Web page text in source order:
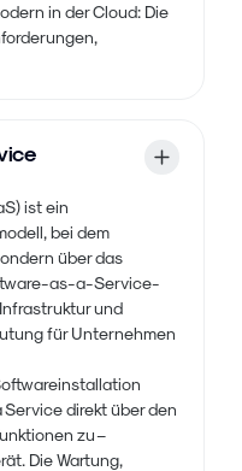
in der Cloud: Die
ist ein
bei dem
über das
as-a-Service-
und
für Unternehmen
direkt über den
zu –
Die Wartung,